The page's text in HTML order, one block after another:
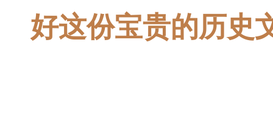
好这份宝贵的历史